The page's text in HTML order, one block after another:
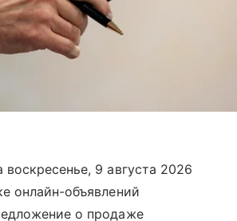
9 августа 2026
онлайн-объявлений
о продаже